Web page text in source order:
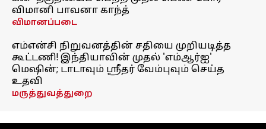
விமானி பாவனா காந்த்
விமானப்படை
எம்என்சி நிறுவனத்தின் சதியை முறியடித்த
கூட்டணி! இந்தியாவின் முதல் 'எம்ஆர்ஐ'
மெஷின்; டாடாவும் ஸ்ரீதர் வேம்புவும் செய்த
உதவி
மருத்துவத்துறை